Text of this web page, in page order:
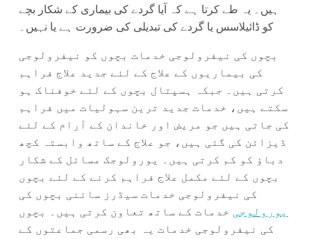
ہیں۔ یہ طے کرتا ہے کہ آیا گردے کی بیماری کے شکار بچے
کو ڈائیلاسس یا گردے کی تبدیلی کی ضرورت ہے یا نہیں۔
بچوں کی نیفرولوجی خدمات بچوں کو نیفرولوجی
کی بیماریوں کے علاج کے لئے جدید علاج فراہم
کرتی ہیں۔ جبکہ ہسپتال بچوں کے لئے خوفناک ہو
سکتے ہیں، خدمات جدید ترین سہولیات میں فراہم
کی جاتی ہیں جو مریض اور خاندان کے آرام کے لئے
ڈیزائن کی گئی ہیں، جو علاج کے ساتھ وابستہ کچھ
دباؤ کو کم کرتی ہیں۔ یورولوجک مسائل کے شکار
بچوں کے لئے مکمل علاج فراہم کرنے کے لئے بچوں
کی نیفرولوجی خدمات سیڈرز سائنی بچوں کی
یورولوجی خدمات کے ساتھ تعاون کرتی ہیں۔ بچوں
کی نیفرولوجی خدمات یہ بھی رسمی جماعتوں کے